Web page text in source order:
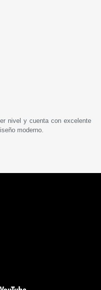
nivel y cuenta con excelente
moderno.